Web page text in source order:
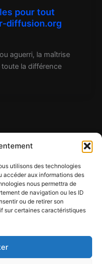
utilisons des technologies
accéder aux informations des
nous permettra de
de navigation ou les ID
ou de retirer son
sur certaines caractéristiques
pour tout
diffusion.org
aguerri, la maîtrise
la différence